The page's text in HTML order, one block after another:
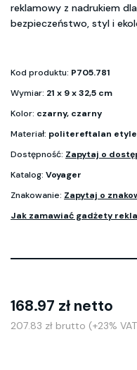
reklamowy z nadrukiem
bezpieczeństwo, styl i
Kod produktu: P705.781
Wymiar: 21 x 9 x 32,5 cm
Kolor: czarny, czarny
Materiał: politereftalan
Dostępność: Zapytaj o
Katalog: Voyager
Znakowanie: Zapytaj o
Jak zamawiać gadżety
168.97 zł netto
207.83 zł brutto (+23%